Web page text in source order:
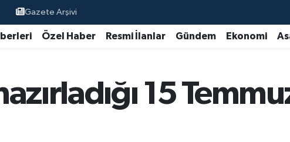
Gazete Arşivi
Özel Haber Resmi İlanlar Gündem Ekonomi
15